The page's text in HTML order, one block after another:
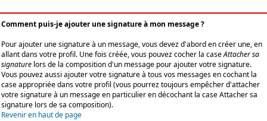
Comment puis-je ajouter une signature à mon message ?
Pour ajouter une signature à un message, vous devez d'abord en créer une, en
allant dans votre profil. Une fois créée, vous pouvez cocher la caseAttacher sa
signature lors de la composition d'un message pour ajouter votre signature.
Vous pouvez aussi ajouter votre signature à tous vos messages en cochant la
case appropriée dans votre profil (vous pourrez toujours empêcher d'attacher
votre signature à un message en particulier en décochant la case Attacher sa
signature lors de sa composition).
Revenir en haut de page